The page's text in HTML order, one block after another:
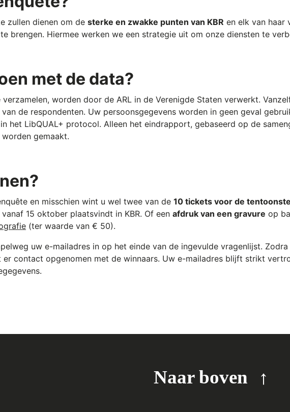
zullen dienen om de sterke en zwakke punten van KBR en elk van haar
brengen. Hiermee werken we een strategie uit om onze diensten te
met de data?
worden door de ARL in de Verenigde Staten verwerkt.
de respondenten. Uw persoonsgegevens worden in geen geval
het LibQUAL+ protocol. Alleen het eindrapport, gebaseerd op de
gemaakt.
en misschien wint u wel twee van de 10 tickets voor de
15 oktober plaatsvindt in KBR. Of een afdruk van een gravure op
(ter waarde van € 50).
uw e-mailadres in op het einde van de ingevulde vragenlijst.
contact opgenomen met de winnaars. Uw e-mailadres blijft strikt
Naar boven